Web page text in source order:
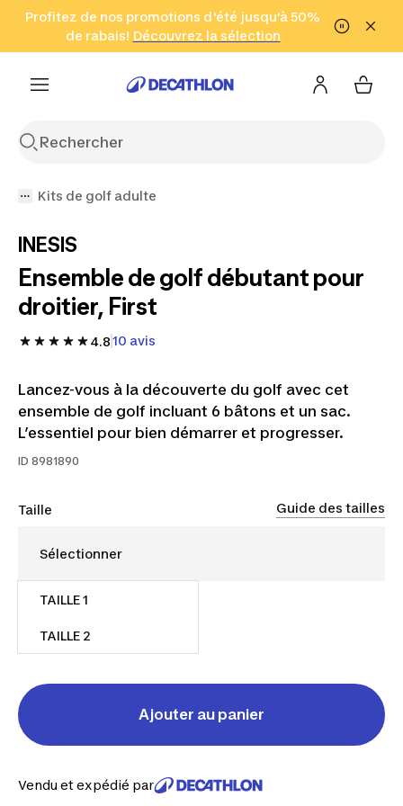
Aller à la recherche Aller au contenu Aller au pied de
Profitez de nos promotions d'été jusqu'à 50%
de rabais! Découvrez la sélection
Cliquez ici
en seulement 2 h!
(Zones sélectionnées)
Kits de golf adulte
INESIS
Ensemble de golf débutant pour
droitier, First
4.810 avis
Lancez-vous à la découverte du golf avec cet
ensemble de golf incluant 6 bâtons et un sac.
L’essentiel pour bien démarrer et progresser.
ID 8981890
Taille Guide des tailles
TAILLE 1
TAILLE 2
Rupture de stock
Ajouter au panier
Vendu et expédié par